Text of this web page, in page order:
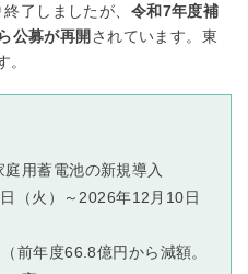
了しましたが、 令和7年度補
公募が再開 されています。東
。
用蓄電池の新規導入
（火）～2026年12月10日
前年度66.8億円から減額。